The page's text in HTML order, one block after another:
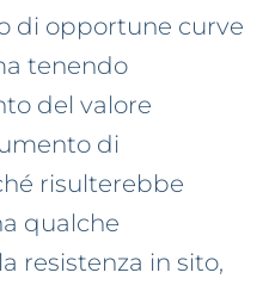
di opportune curve
tenendo
del valore
di
risulterebbe
qualche
resistenza in sito,